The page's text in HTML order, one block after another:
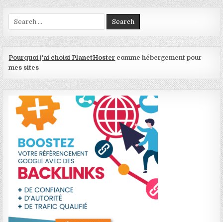
Search for:
Pourquoi j'ai choisi PlanetHoster comme hébergement pour
mes sites